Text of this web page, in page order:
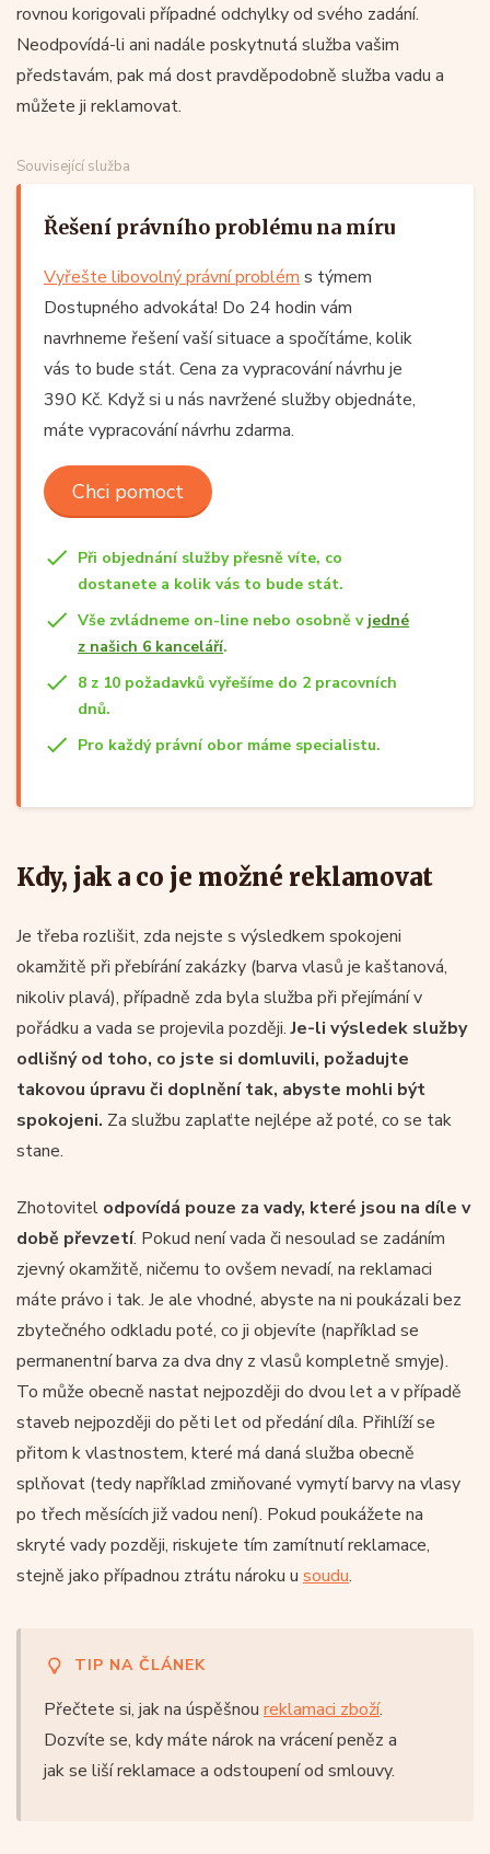
rovnou korigovali případné odchylky od svého zadání.
Neodpovídá-li ani nadále poskytnutá služba vašim
představám, pak má dost pravděpodobně služba vadu a
můžete ji reklamovat.
Související služba
Řešení právního problému na míru
Vyřešte libovolný právní problém s týmem
Dostupného advokáta! Do 24 hodin vám
navrhneme řešení vaší situace a spočítáme, kolik
vás to bude stát. Cena za vypracování návrhu je
390 Kč. Když si u nás navržené služby objednáte,
máte vypracování návrhu zdarma.
Chci pomoct
Při objednání služby přesně víte, co
dostanete a kolik vás to bude stát.
Vše zvládneme on-line nebo osobně v jedné
z našich 6 kanceláří.
8 z 10 požadavků vyřešíme do 2 pracovních
dnů.
Pro každý právní obor máme specialistu.
Kdy, jak a co je možné reklamovat
Je třeba rozlišit, zda nejste s výsledkem spokojeni
okamžitě při přebírání zakázky (barva vlasů je kaštanová,
nikoliv plavá), případně zda byla služba při přejímání v
pořádku a vada se projevila později.Je-li výsledek služby
odlišný od toho, co jste si domluvili, požadujte
takovou úpravu či doplnění tak, abyste mohli být
spokojeni. Za službu zaplaťte nejlépe až poté, co se tak
stane.
Zhotovitel odpovídá pouze za vady, které jsou na díle v
době převzetí. Pokud není vada či nesoulad se zadáním
zjevný okamžitě, ničemu to ovšem nevadí, na reklamaci
máte právo i tak. Je ale vhodné, abyste na ni poukázali bez
zbytečného odkladu poté, co ji objevíte (například se
permanentní barva za dva dny z vlasů kompletně smyje).
To může obecně nastat nejpozději do dvou let a v případě
staveb nejpozději do pěti let od předání díla. Přihlíží se
přitom k vlastnostem, které má daná služba obecně
splňovat (tedy například zmiňované vymytí barvy na vlasy
po třech měsících již vadou není). Pokud poukážete na
skryté vady později, riskujete tím zamítnutí reklamace,
stejně jako případnou ztrátu nároku u soudu.
TIP NA ČLÁNEK
Přečtete si, jak na úspěšnou reklamaci zboží.
Dozvíte se, kdy máte nárok na vrácení peněz a
jak se liší reklamace a odstoupení od smlouvy.